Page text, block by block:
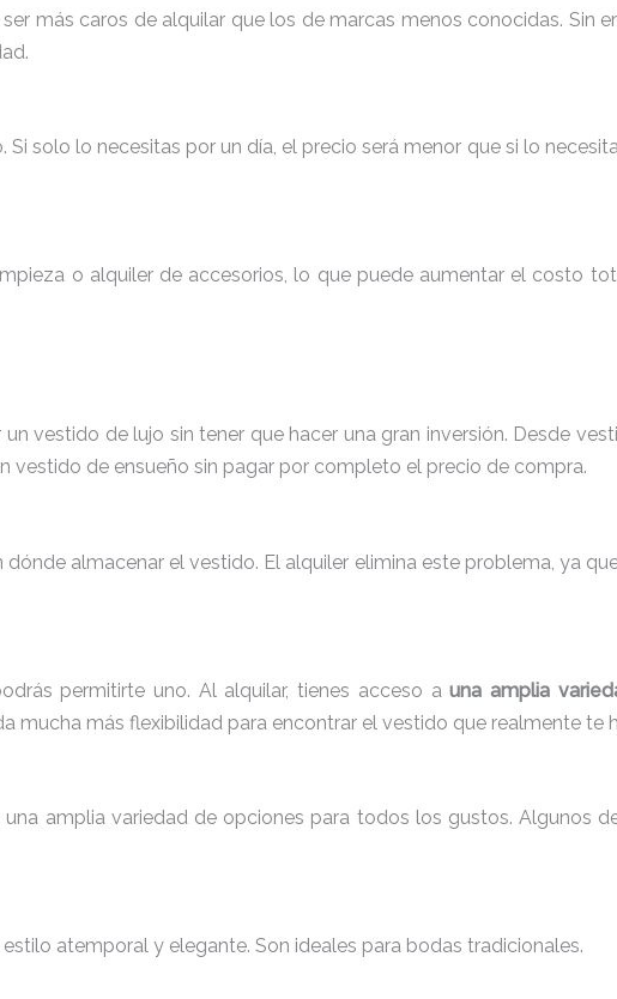
más caros de alquilar que los de marcas menos conocidas. Sin
solo lo necesitas por un día, el precio será menor que si lo
o alquiler de accesorios, lo que puede aumentar el costo
vestido de lujo sin tener que hacer una gran inversión. Desde
vestido de ensueño sin pagar por completo el precio de compra.
almacenar el vestido. El alquiler elimina este problema, ya
permitirte uno. Al alquilar, tienes acceso auna amplia
mucha más flexibilidad para encontrar el vestido que realmente te
amplia variedad de opciones para todos los gustos. Algunos
estilo atemporal y elegante. Son ideales para bodas tradicionales.